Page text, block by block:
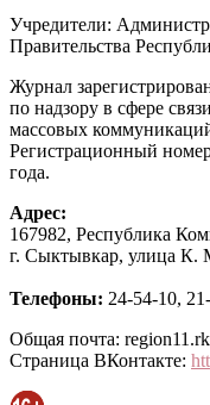
Учредители:
Правительства
Журнал
по надзору в сфере
массовых
Регистрационный
года.
Адрес:
167982, Республика
г. Сыктывкар, улица К.
Телефоны: 24-54-10,
Общая почта:
Страница ВКонтакте: